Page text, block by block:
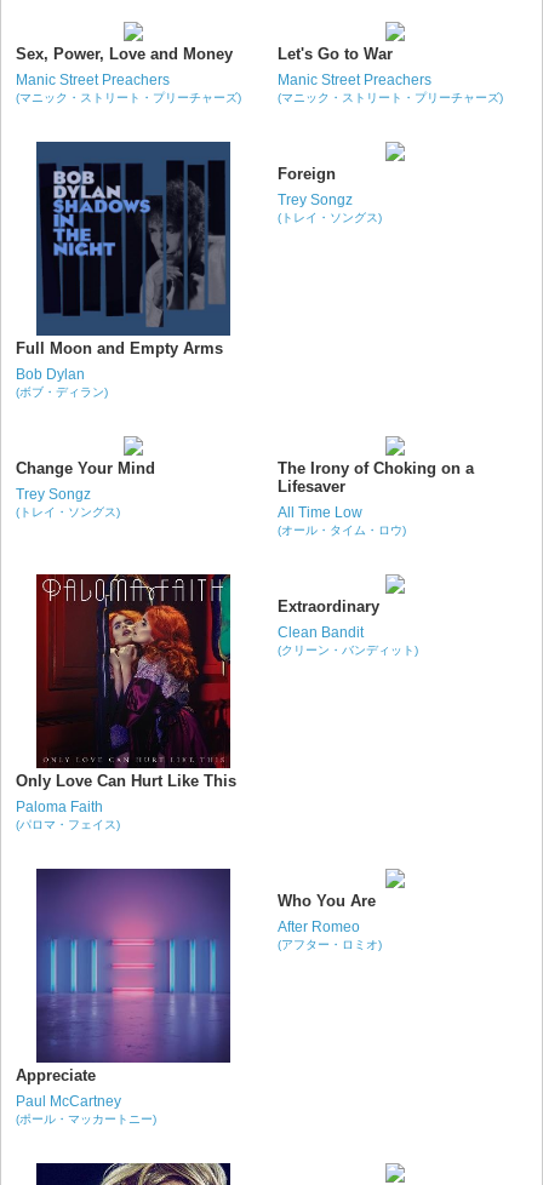
Sex, Power, Love and Money
Manic Street Preachers
(マニック・ストリート・プリーチャーズ)
Let's Go to War
Manic Street Preachers
(マニック・ストリート・プリーチャーズ)
Full Moon and Empty Arms
Bob Dylan
(ボブ・ディラン)
Foreign
Trey Songz
(トレイ・ソングス)
Change Your Mind
Trey Songz
(トレイ・ソングス)
The Irony of Choking on a
Lifesaver
All Time Low
(オール・タイム・ロウ)
Only Love Can Hurt Like This
Paloma Faith
(パロマ・フェイス)
Extraordinary
Clean Bandit
(クリーン・バンディット)
Appreciate
Paul McCartney
(ポール・マッカートニー)
Who You Are
After Romeo
(アフター・ロミオ)